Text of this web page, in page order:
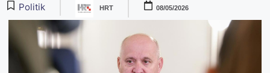
Politik HRT 08/05/2026